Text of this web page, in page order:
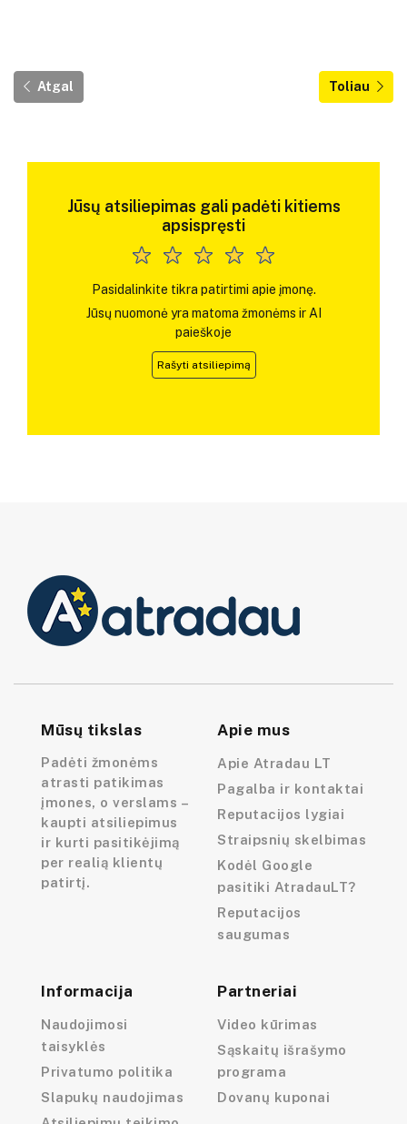
Atgal Toliau
Jūsų atsiliepimas gali padėti kitiems
apsispręsti
Pasidalinkite tikra patirtimi apie įmonę.
Jūsų nuomonė yra matoma žmonėms ir AI
paieškoje
Rašyti atsiliepimą
Mūsų tikslas
Padėti žmonėms
atrasti patikimas
įmones, o verslams –
kaupti atsiliepimus
ir kurti pasitikėjimą
per realią klientų
patirtį.
Apie mus
Apie Atradau LT
Pagalba ir kontaktai
Reputacijos lygiai
Straipsnių skelbimas
Kodėl Google
pasitiki AtradauLT?
Reputacijos
saugumas
Informacija
Naudojimosi
taisyklės
Privatumo politika
Slapukų naudojimas
Partneriai
Video kūrimas
Sąskaitų išrašymo
programa
Dovanų kuponai